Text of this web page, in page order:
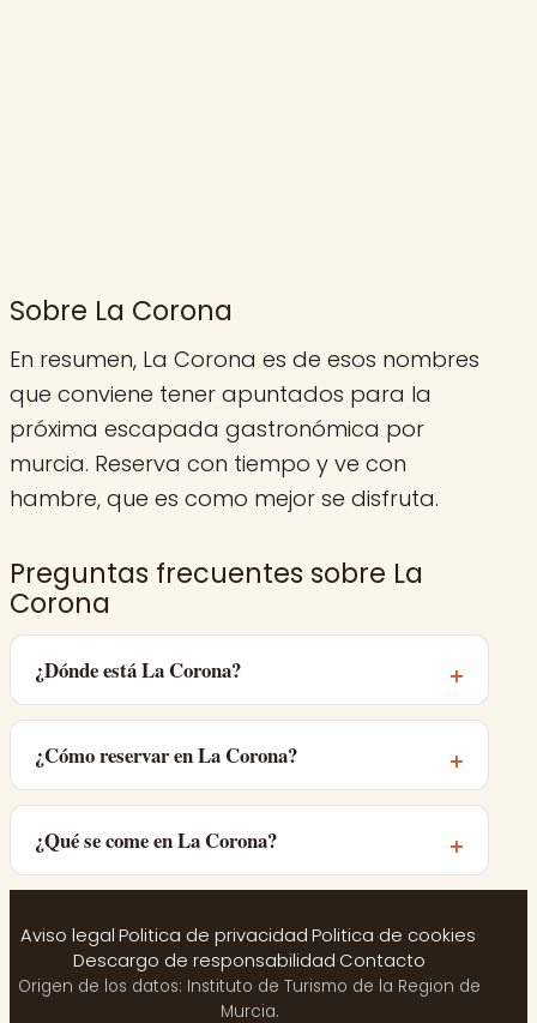
Sobre La Corona
En resumen, La Corona es de esos nombres
que conviene tener apuntados para la
próxima escapada gastronómica por
murcia. Reserva con tiempo y ve con
hambre, que es como mejor se disfruta.
Preguntas frecuentes sobre La
Corona
¿Dónde está La Corona?
¿Cómo reservar en La Corona?
¿Qué se come en La Corona?
Aviso legal·Politica de privacidad·Politica de cookies·
Descargo de responsabilidad·Contacto
Origen de los datos: Instituto de Turismo de la Region de
Murcia.